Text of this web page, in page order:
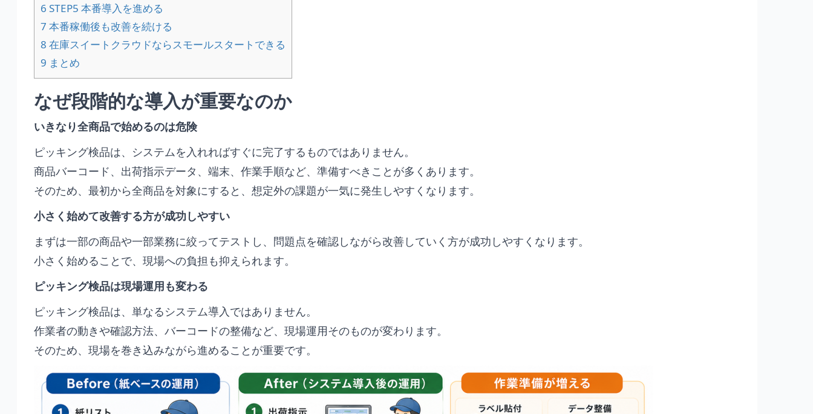
6 STEP5 本番導入を進める
7 本番稼働後も改善を続ける
8 在庫スイートクラウドならスモールスタートできる
9 まとめ
なぜ段階的な導入が重要なのか
いきなり全商品で始めるのは危険
ピッキング検品は、システムを入れればすぐに完了するものではありません。
商品バーコード、出荷指示データ、端末、作業手順など、準備すべきことが多くあります。
そのため、最初から全商品を対象にすると、想定外の課題が一気に発生しやすくなります。
小さく始めて改善する方が成功しやすい
まずは一部の商品や一部業務に絞ってテストし、問題点を確認しながら改善していく方が成功しやすくなります。
小さく始めることで、現場への負担も抑えられます。
ピッキング検品は現場運用も変わる
ピッキング検品は、単なるシステム導入ではありません。
作業者の動きや確認方法、バーコードの整備など、現場運用そのものが変わります。
そのため、現場を巻き込みながら進めることが重要です。